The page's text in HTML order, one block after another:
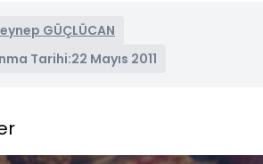
GÜÇLÜCAN
Tarihi:22 Mayıs 2011